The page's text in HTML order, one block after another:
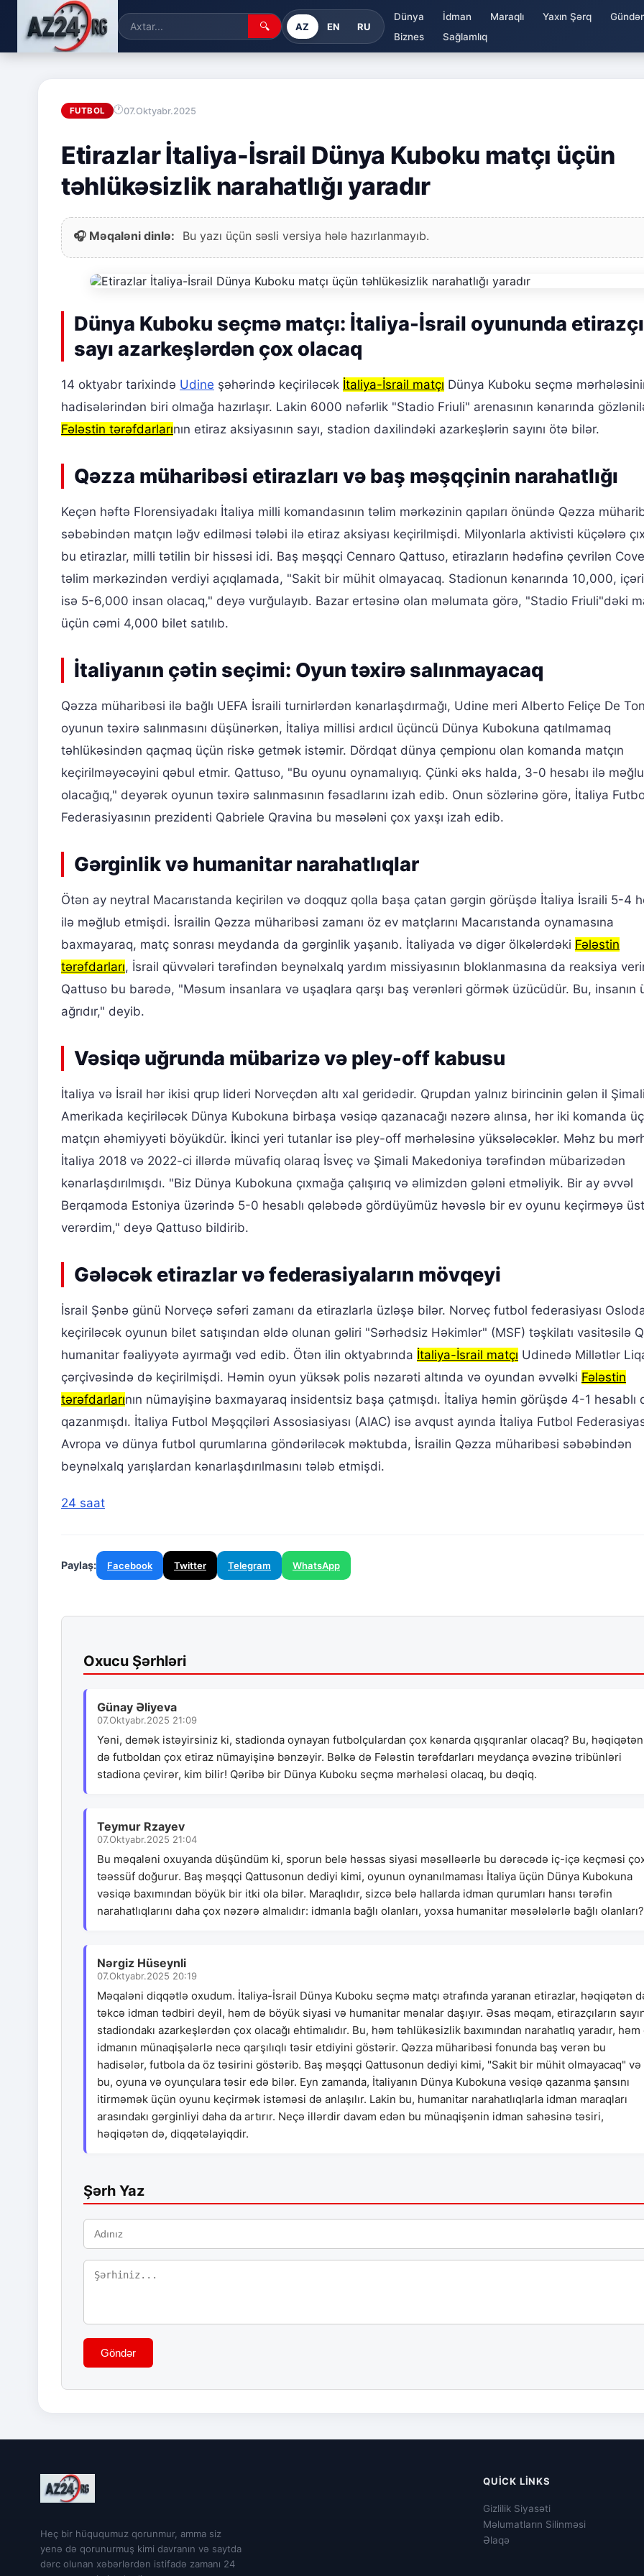
🔍 AZ EN RU
Dünya İdman Maraqlı Yaxın Şərq
Biznes
Sağlamlıq
FUTBOL 07.Oktyabr.2025
Etirazlar İtaliya-İsrail Dünya Kuboku matçı üçün
təhlükəsizlik narahatlığı yaradır
🎧 Məqaləni dinlə: Bu yazı üçün səsli versiya hələ hazırlanmayıb.
Dünya Kuboku seçmə matçı: İtaliya-İsrail oyununda
sayı azarkeşlərdən çox olacaq
14 oktyabr tarixində Udine şəhərində keçiriləcək İtaliya-İsrail matçı Dünya Kuboku seçmə
hadisələrindən biri olmağa hazırlaşır. Lakin 6000 nəfərlik "Stadio Friuli" arenasının kənarında
Fələstin tərəfdarlarının etiraz aksiyasının sayı, stadion daxilindəki azarkeşlərin sayını ötə bilər.
Qəzza müharibəsi etirazları və baş məşqçinin narahatlığı
Keçən həftə Florensiyadakı İtaliya milli komandasının təlim mərkəzinin qapıları önündə Qəzza
səbəbindən matçın ləğv edilməsi tələbi ilə etiraz aksiyası keçirilmişdi. Milyonlarla aktivisti küçələrə
bu etirazlar, milli tətilin bir hissəsi idi. Baş məşqçi Cennaro Qattuso, etirazların hədəfinə çevrilən
təlim mərkəzindən verdiyi açıqlamada, "Sakit bir mühit olmayacaq. Stadionun kənarında 10,000,
isə 5-6,000 insan olacaq," deyə vurğulayıb. Bazar ertəsinə olan məlumata görə, "Stadio Friuli"dəki
üçün cəmi 4,000 bilet satılıb.
İtaliyanın çətin seçimi: Oyun təxirə salınmayacaq
Qəzza müharibəsi ilə bağlı UEFA İsraili turnirlərdən kənarlaşdırmağı, Udine meri Alberto Feliçe De
oyunun təxirə salınmasını düşünərkən, İtaliya millisi ardıcıl üçüncü Dünya Kubokuna qatılmamaq
təhlükəsindən qaçmaq üçün riskə getmək istəmir. Dördqat dünya çempionu olan komanda matçın
keçirilməyəcəyini qəbul etmir. Qattuso, "Bu oyunu oynamalıyıq. Çünki əks halda, 3-0 hesabı ilə
olacağıq," deyərək oyunun təxirə salınmasının fəsadlarını izah edib. Onun sözlərinə görə, İtaliya
Federasiyasının prezidenti Qabriele Qravina bu məsələni çox yaxşı izah edib.
Gərginlik və humanitar narahatlıqlar
Ötən ay neytral Macarıstanda keçirilən və doqquz qolla başa çatan gərgin görüşdə İtaliya İsraili 5-4
ilə məğlub etmişdi. İsrailin Qəzza müharibəsi zamanı öz ev matçlarını Macarıstanda oynamasına
baxmayaraq, matç sonrası meydanda da gərginlik yaşanıb. İtaliyada və digər ölkələrdəki Fələstin
tərəfdarları, İsrail qüvvələri tərəfindən beynəlxalq yardım missiyasının bloklanmasına da reaksiya
Qattuso bu barədə, "Məsum insanlara və uşaqlara qarşı baş verənləri görmək üzücüdür. Bu, insanın
ağrıdır," deyib.
Vəsiqə uğrunda mübarizə və pley-off kabusu
İtaliya və İsrail hər ikisi qrup lideri Norveçdən altı xal geridədir. Qrupdan yalnız birincinin gələn il
Amerikada keçiriləcək Dünya Kubokuna birbaşa vəsiqə qazanacağı nəzərə alınsa, hər iki komanda
matçın əhəmiyyəti böyükdür. İkinci yeri tutanlar isə pley-off mərhələsinə yüksələcəklər. Məhz bu
İtaliya 2018 və 2022-ci illərdə müvafiq olaraq İsveç və Şimali Makedoniya tərəfindən mübarizədən
kənarlaşdırılmışdı. "Biz Dünya Kubokuna çıxmağa çalışırıq və əlimizdən gələni etməliyik. Bir ay əvvəl
Berqamoda Estoniya üzərində 5-0 hesablı qələbədə gördüyümüz həvəslə bir ev oyunu keçirməyə
verərdim," deyə Qattuso bildirib.
Gələcək etirazlar və federasiyaların mövqeyi
İsrail Şənbə günü Norveçə səfəri zamanı da etirazlarla üzləşə bilər. Norveç futbol federasiyası
keçiriləcək oyunun bilet satışından əldə olunan gəliri "Sərhədsiz Həkimlər" (MSF) təşkilatı vasitəsilə
humanitar fəaliyyətə ayırmağı vəd edib. Ötən ilin oktyabrında İtaliya-İsrail matçı Udinedə Millətlər
çərçivəsində də keçirilmişdi. Həmin oyun yüksək polis nəzarəti altında və oyundan əvvəlki Fələstin
tərəfdarlarının nümayişinə baxmayaraq insidentsiz başa çatmışdı. İtaliya həmin görüşdə 4-1 hesablı
qazanmışdı. İtaliya Futbol Məşqçiləri Assosiasiyası (AIAC) isə avqust ayında İtaliya Futbol
Avropa və dünya futbol qurumlarına göndəriləcək məktubda, İsrailin Qəzza müharibəsi səbəbindən
beynəlxalq yarışlardan kənarlaşdırılmasını tələb etmişdi.
24 saat
Paylaş: Facebook Twitter Telegram WhatsApp
Oxucu Şərhləri
Günay Əliyeva
07.Oktyabr.2025 21:09
Yəni, demək istəyirsiniz ki, stadionda oynayan futbolçulardan çox kənarda qışqıranlar olacaq? Bu, həqiqətən
də futboldan çox etiraz nümayişinə bənzəyir. Bəlkə də Fələstin tərəfdarları meydança əvəzinə tribünləri
stadiona çevirər, kim bilir! Qəribə bir Dünya Kuboku seçmə mərhələsi olacaq, bu dəqiq.
Teymur Rzayev
07.Oktyabr.2025 21:04
Bu məqaləni oxuyanda düşündüm ki, sporun belə həssas siyasi məsəlləərlə bu dərəcədə iç-içə keçməsi
təəssüf doğurur. Baş məşqçi Qattusonun dediyi kimi, oyunun oynanılmaması İtaliya üçün Dünya Kubokuna
vəsiqə baxımından böyük bir itki ola bilər. Maraqlıdır, sizcə belə hallarda idman qurumları hansı tərəfin
narahatlıqlarını daha çox nəzərə almalıdır: idmanla bağlı olanları, yoxsa humanitar məsələlərlə bağlı olanları?
Nərgiz Hüseynli
07.Oktyabr.2025 20:19
Məqaləni diqqətlə oxudum. İtaliya-İsrail Dünya Kuboku seçmə matçı ətrafında yaranan etirazlar, həqiqətən
təkcə idman tədbiri deyil, həm də böyük siyasi və humanitar mənalar daşıyır. Əsas məqam, etirazçıların
stadiondakı azarkeşlərdən çox olacağı ehtimalıdır. Bu, həm təhlükəsizlik baxımından narahatlıq yaradır, həm
idmanın münaqişələrlə necə qarşılıqlı təsir etdiyini göstərir. Qəzza müharibəsi fonunda baş verən bu
hadisələr, futbola da öz təsirini göstərib. Baş məşqçi Qattusonun dediyi kimi, "Sakit bir mühit olmayacaq" və
bu, oyuna və oyunçulara təsir edə bilər. Eyn zamanda, İtaliyanın Dünya Kubokuna vəsiqə qazanma şansını
itirməmək üçün oyunu keçirmək istəməsi də anlaşılır. Lakin bu, humanitar narahatlıqlarla idman maraqları
arasındakı gərginliyi daha da artırır. Neçə illərdir davam edən bu münaqişənin idman sahəsinə təsiri,
həqiqətən də, diqqətəlayiqdir.
Şərh Yaz
Göndər
Heç bir hüququmuz qorunmur, amma siz
yenə də qorunurmuş kimi davranın və saytda
dərc olunan xəbərlərdən istifadə zamanı 24
QUICK LINKS
Gizlilik Siyasəti
Məlumatların Silinməsi
Əlaqə